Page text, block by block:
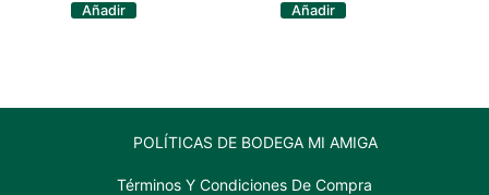
Añadir Añadir
POLÍTICAS DE BODEGA MI AMIGA
Términos Y Condiciones De Compra